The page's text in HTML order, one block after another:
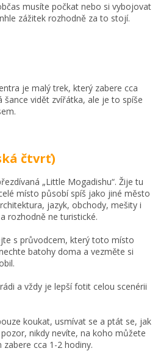
musíte počkat nebo si vybojovat
zážitek rozhodně za to stojí.
je malý trek, který zabere cca
šance vidět zvířátka, ale je to spíše
čtvrť)
„Little Mogadishu“. Žije tu
místo působí spíš jako jiné město
jazyk, obchody, mešity i
rozhodně ne turistické.
s průvodcem, který toto místo
batohy doma a vezměte si
a vždy je lepší fotit celou scenérii
koukat, usmívat se a ptát se, jak
nikdy nevíte, na koho můžete
cca 1-2 hodiny.